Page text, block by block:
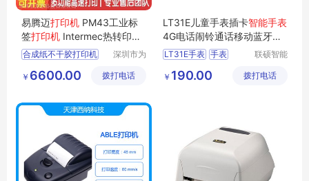
易腾迈打印机 PM43工业标
签打印机 Intermec热转印打
印机203dpi条码打印机
合成纸不干胶打印机
rs232接口打印机
深圳市为
限公司
￥ 6600.00 拨打电话
LT31E儿童手表插卡智能手表
4G电话闹铃通话移动蓝牙音
乐男女
LT31E手表 手表
4G手表
联硕智能
有限公司
￥ 190.00 拨打电话